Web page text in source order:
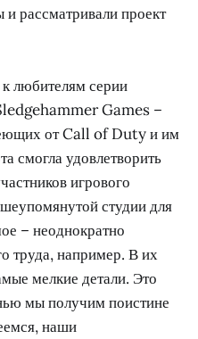
рассматривали проект
любителям серии
Games –
от Call of Duty и им
смогла удовлетворить
игрового
студии для
– неоднократно
труда, например. В их
мелкие детали. Это
мы получим поистине
наши